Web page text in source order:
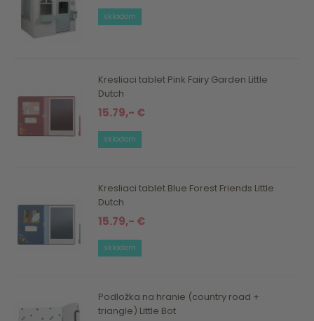
skladom
Kresliaci tablet Pink Fairy Garden Little
Dutch
15.79,- €
skladom
Kresliaci tablet Blue Forest Friends Little
Dutch
15.79,- €
skladom
Podložka na hranie (country road +
triangle) Little Bot